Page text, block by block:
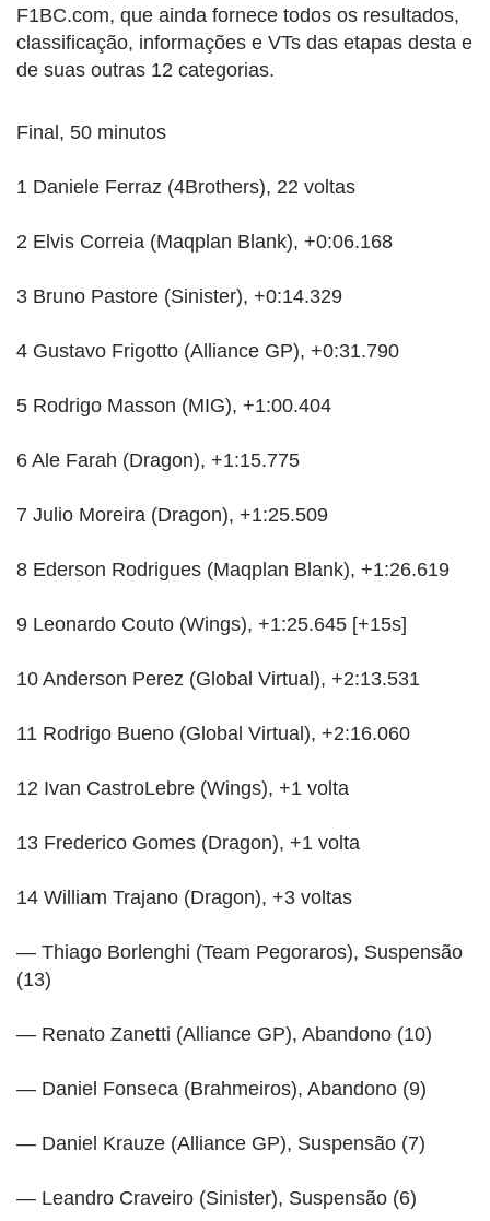
F1BC.com, que ainda fornece todos os resultados,
classificação, informações e VTs das etapas desta e
de suas outras 12 categorias.
Final, 50 minutos
1 Daniele Ferraz (4Brothers), 22 voltas
2 Elvis Correia (Maqplan Blank), +0:06.168
3 Bruno Pastore (Sinister), +0:14.329
4 Gustavo Frigotto (Alliance GP), +0:31.790
5 Rodrigo Masson (MIG), +1:00.404
6 Ale Farah (Dragon), +1:15.775
7 Julio Moreira (Dragon), +1:25.509
8 Ederson Rodrigues (Maqplan Blank), +1:26.619
9 Leonardo Couto (Wings), +1:25.645 [+15s]
10 Anderson Perez (Global Virtual), +2:13.531
11 Rodrigo Bueno (Global Virtual), +2:16.060
12 Ivan CastroLebre (Wings), +1 volta
13 Frederico Gomes (Dragon), +1 volta
14 William Trajano (Dragon), +3 voltas
— Thiago Borlenghi (Team Pegoraros), Suspensão
(13)
— Renato Zanetti (Alliance GP), Abandono (10)
— Daniel Fonseca (Brahmeiros), Abandono (9)
— Daniel Krauze (Alliance GP), Suspensão (7)
— Leandro Craveiro (Sinister), Suspensão (6)